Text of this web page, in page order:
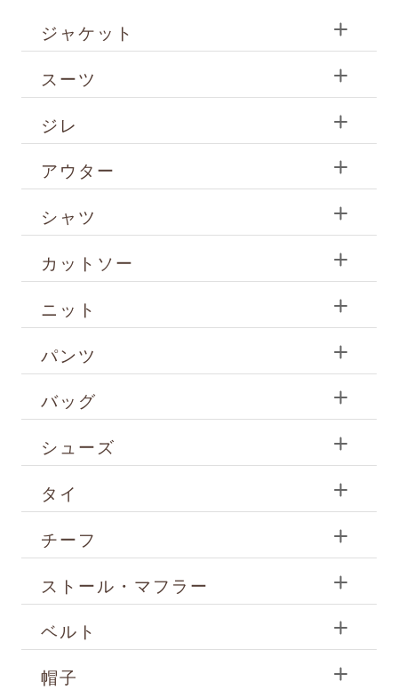
ジャケット
スーツ
ジレ
アウター
シャツ
カットソー
ニット
パンツ
バッグ
シューズ
タイ
チーフ
ストール・マフラー
ベルト
帽子